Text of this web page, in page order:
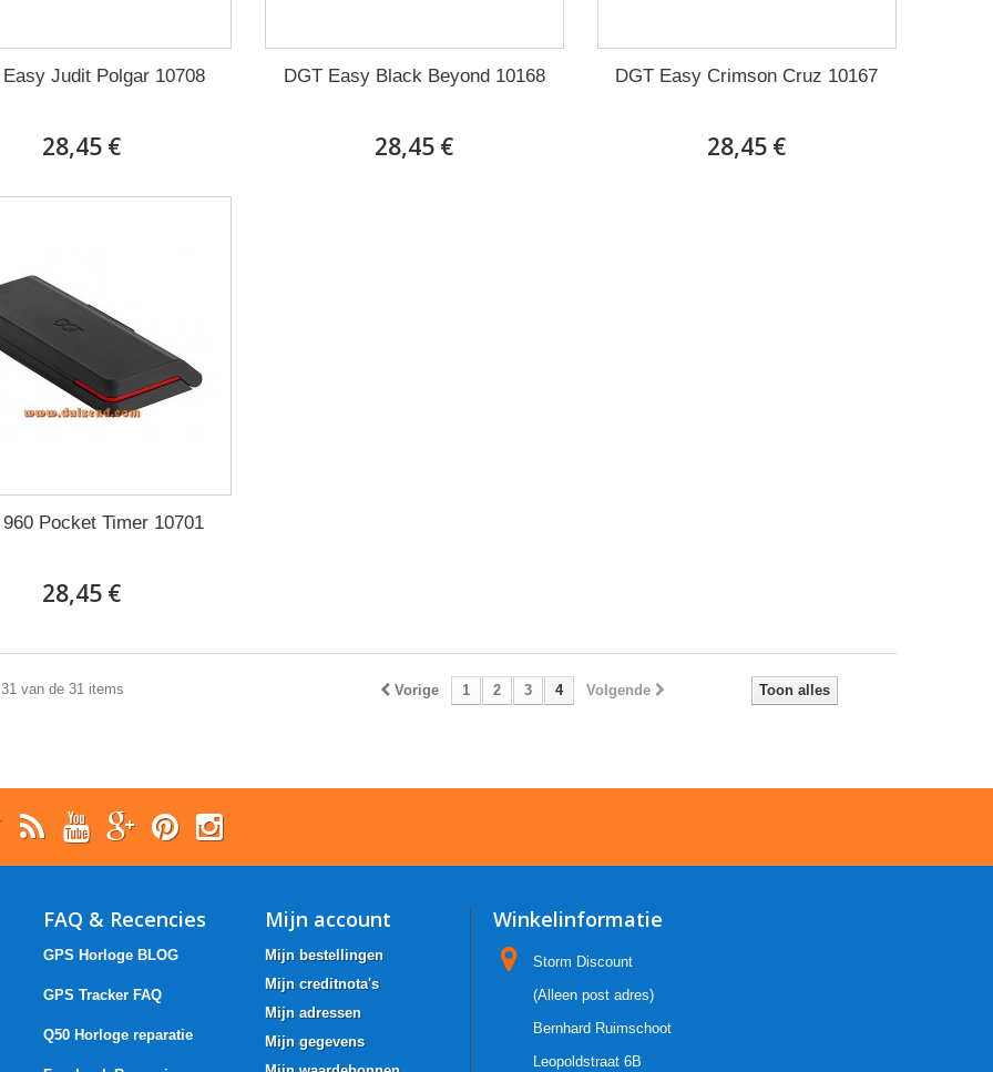
Judit Polgar 10708
28,45 €
DGT Easy Black Beyond 10168
28,45 €
DGT Easy Crimson Cruz 10167
28,45 €
Pocket Timer 10701
28,45 €
Toon alles
Vorige 1 2 3 4 Volgende
van de 31 items
FAQ & Recencies
GPS Horloge BLOG
GPS Tracker FAQ
Q50 Horloge reparatie
Mijn account
Mijn bestellingen
Mijn creditnota's
Mijn adressen
Mijn gegevens
Winkelinformatie
Storm Discount
(Alleen post adres)
Bernhard Ruimschoot
Leopoldstraat 6B